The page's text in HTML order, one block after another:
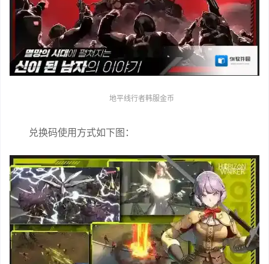
地平线行者韩服金币
兑换码使用方式如下图：